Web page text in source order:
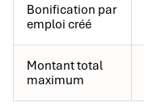
Bonification par
emploi créé
Montant total
maximum